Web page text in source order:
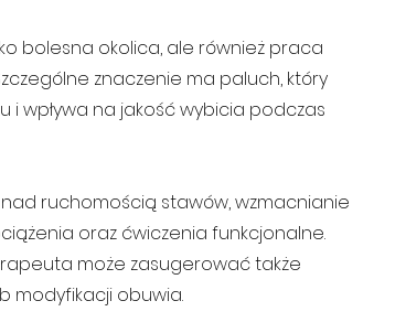
bolesna okolica, ale również praca
znaczenie ma paluch, który
i wpływa na jakość wybicia podczas
ruchomością stawów, wzmacnianie
oraz ćwiczenia funkcjonalne.
może zasugerować także
modyfikacji obuwia.